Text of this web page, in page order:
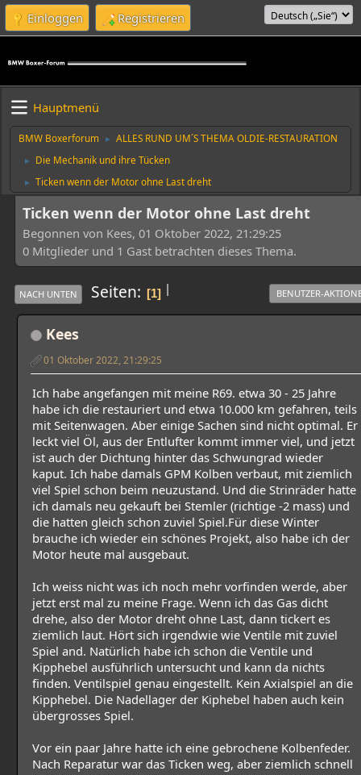
Einloggen Registrieren
Hauptmenü
BMW Boxerforum ► ALLES RUND UM´S THEMA OLDIE-RESTAURATION
► Die Mechanik und ihre Tücken
► Ticken wenn der Motor ohne Last dreht
Ticken wenn der Motor ohne Last dreht
Begonnen von Kees, 01 Oktober 2022, 21:29:25
0 Mitglieder und 1 Gast betrachten dieses Thema.
|
NACH UNTEN Seiten 1 BENUTZER-
Kees
01 Oktober 2022, 21:29:25
Ich habe angefangen mit meine R69. etwa 30 - 25 Jahre
habe ich die restauriert und etwa 10.000 km gefahren, teils
mit Seitenwagen. Aber einige Sachen sind nicht optimal. Er
leckt viel Öl, aus der Entlufter kommt immer viel, und jetzt
ist auch der Dichtung hinter das Schwungrad wieder
kaput. Ich habe damals GPM Kolben verbaut, mit ziemlich
viel Spiel schon beim neuzustand. Und die Strinräder hatte
ich damals neu gekauft bei Stemler (richtige -2 mass) und
die hatten gleich schon zuviel Spiel.Für diese Winter
brauche ich wieder ein schönes Projekt, also habe ich der
Motor heute mal ausgebaut.
Ich weiss nicht was ich noch mehr vorfinden werde, aber
jetzt erst mal zu meine Frage. Wenn ich das Gas dicht
drehe, also der Motor dreht ohne Last, dann tickert es
ziemlich laut. Hört sich irgendwie wie Ventile mit zuviel
Spiel and. Natürlich habe ich schon die Ventile und
Kipphebel ausführlich untersucht und kann da nichts
finden. Ventilspiel genau eingestellt. Kein Axialspiel an die
Kipphebel. Die Nadellager der Kiphebel haben auch kein
übergrosses Spiel.
Vor ein paar Jahre hatte ich eine gebrochene Kolbenfeder.
Nach Reparatur war das Ticken weg, aber ziemlich schnell